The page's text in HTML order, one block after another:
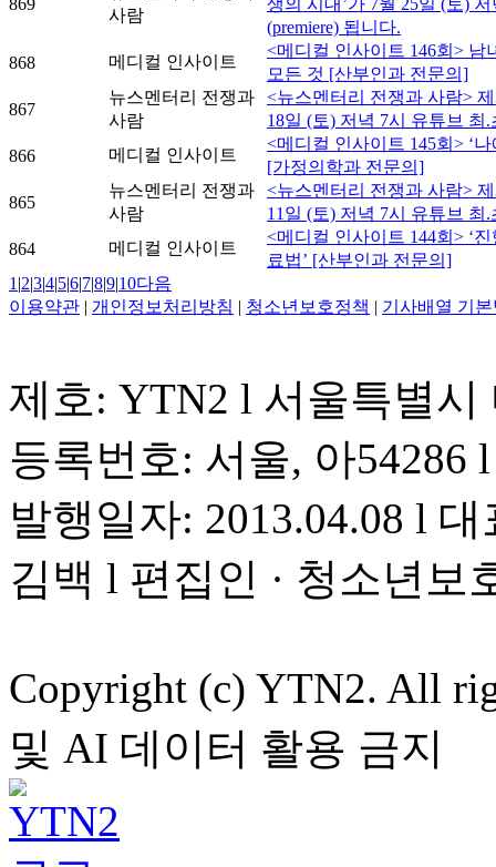
869
사람
생의 시대’가 7월 25일 (토)
(premiere) 됩니다.
868
메디컬 인사이트
<메디컬 인사이트 146회>
모든 것 [산부인과 전문의]
867
뉴스멘터리 전쟁과
사람
<뉴스멘터리 전쟁과 사람>
18일 (토) 저녁 7시 유튜브 최.
866
메디컬 인사이트
<메디컬 인사이트 145회> ‘
[가정의학과 전문의]
865
뉴스멘터리 전쟁과
사람
<뉴스멘터리 전쟁과 사람>
11일 (토) 저녁 7시 유튜브 최.
864
메디컬 인사이트
<메디컬 인사이트 144회> ‘
료법’ [산부인과 전문의]
1 |2|3|4|5|6|7|8|9|10다음
이용약관 | 개인정보처리방침 | 청소년보호정책 | 기사배열 기
제호: YTN2 l 서울특별
등록번호: 서울, 아54286
발행일자: 2013.04.08 l
김백 l 편집인 · 청소년보
Copyright (c) YTN2. All
및 AI 데이터 활용 금지